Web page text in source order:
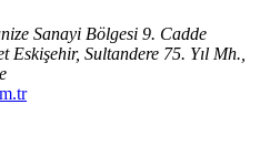
Sanayi Bölgesi 9. Cadde
Sultandere 75. Yıl Mh.,